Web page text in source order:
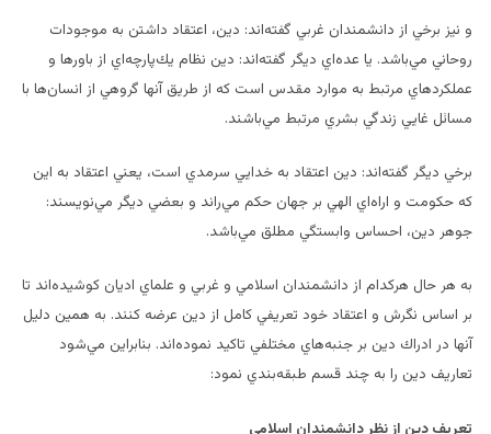
و نيز برخي از دانشمندان غربي گفته‌اند: دين، اعتقاد داشتن به موجودات
روحاني مي‌باشد. يا عده‌اي ديگر گفته‌اند: دين نظام يك‌پارچه‌اي از باورها و
عملكردهاي مرتبط به موارد مقدس است كه از طريق آنها گروهي از انسان‌ها با
مسائل غايي زندگي بشري مرتبط مي‌باشند.
برخي ديگر گفته‌اند: دين اعتقاد به خدايي سرمدي است، يعني اعتقاد به اين
كه حكومت و اراه‌اي الهي بر جهان حكم مي‌راند و بعضي ديگر مي‌نويسند:
جوهر دين، احساس وابستگي مطلق مي‌باشد.
به هر حال هركدام از دانشمندان اسلامي و غربي و علماي اديان كوشيده‌اند تا
بر اساس نگرش و اعتقاد خود تعريفي كامل از دين عرضه كنند. به همين دليل
آنها در ادراك دين بر جنبه‌هاي مختلفي تاكيد نموده‌اند. بنابراين مي‌شود
تعاريف دين را به چند قسم طبقه‌بندي نمود:
تعريف دين از نظر دانشمندان اسلامي